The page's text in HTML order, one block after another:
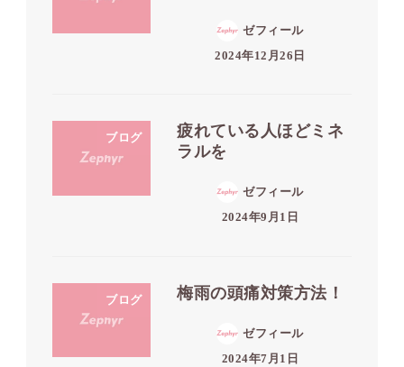
ゼフィール
2024年12月26日
ブログ
疲れている人ほどミネ
ラルを
ゼフィール
2024年9月1日
ブログ 梅雨の頭痛対策方法！
ゼフィール
2024年7月1日